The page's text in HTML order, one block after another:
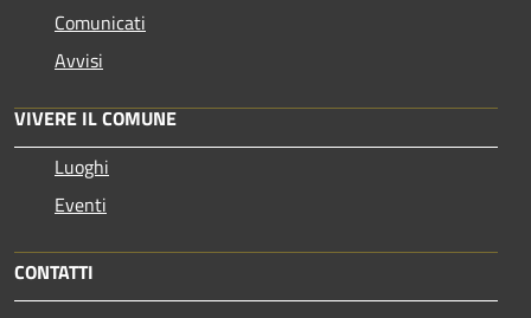
Comunicati
Avvisi
VIVERE IL COMUNE
Luoghi
Eventi
CONTATTI